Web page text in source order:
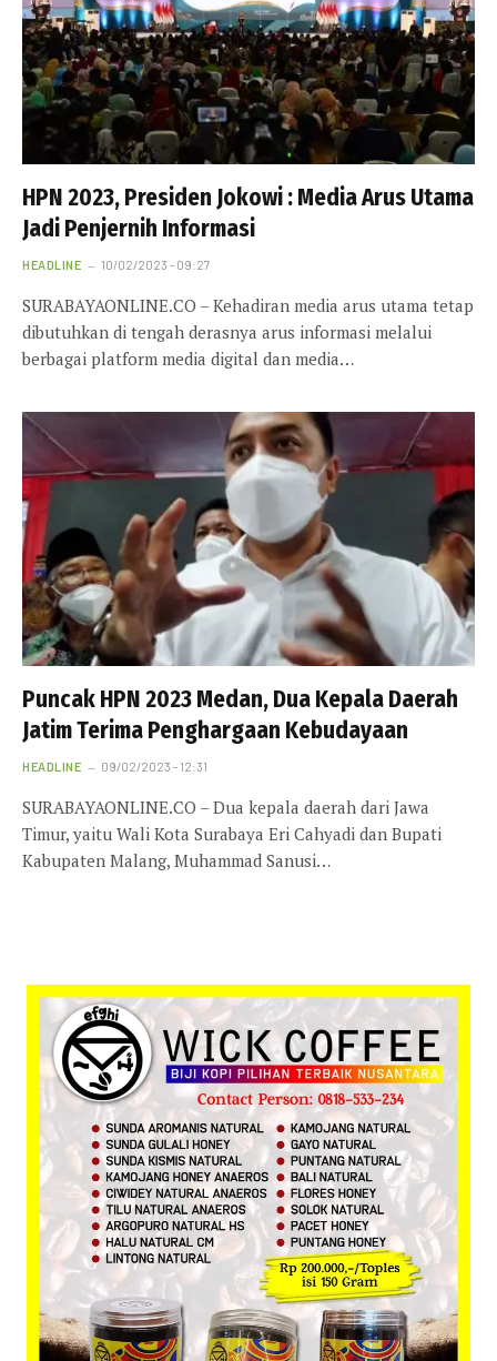
HPN 2023, Presiden Jokowi : Media Arus Utama
Jadi Penjernih Informasi
HEADLINE 10/02/2023 - 09:27
SURABAYAONLINE.CO – Kehadiran media arus utama tetap
dibutuhkan di tengah derasnya arus informasi melalui
berbagai platform media digital dan media…
Puncak HPN 2023 Medan, Dua Kepala Daerah
Jatim Terima Penghargaan Kebudayaan
HEADLINE 09/02/2023 - 12:31
SURABAYAONLINE.CO – Dua kepala daerah dari Jawa
Timur, yaitu Wali Kota Surabaya Eri Cahyadi dan Bupati
Kabupaten Malang, Muhammad Sanusi…